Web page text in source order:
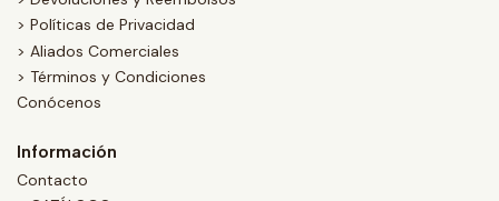
> Políticas de Privacidad
> Aliados Comerciales
> Términos y Condiciones
Conócenos
Información
Contacto